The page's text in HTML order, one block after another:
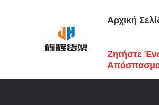
Αρχική
Ζητήστε
Αρχική Σελίδα / Προϊόντα / Εμφάνιση